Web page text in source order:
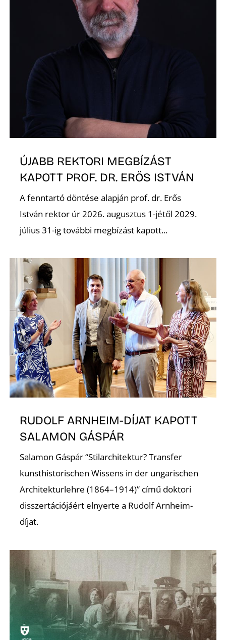
ÚJABB REKTORI MEGBÍZÁST
KAPOTT PROF. DR. ERŐS ISTVÁN
A fenntartó döntése alapján prof. dr. Erős
István rektor úr 2026. augusztus 1-jétől 2029.
július 31-ig további megbízást kapott...
RUDOLF ARNHEIM-DÍJAT KAPOTT
SALAMON GÁSPÁR
Salamon Gáspár “Stilarchitektur? Transfer
kunsthistorischen Wissens in der ungarischen
Architekturlehre (1864–1914)” című doktori
disszertációjáért elnyerte a Rudolf Arnheim-
díjat.